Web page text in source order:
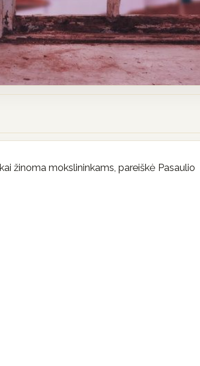
žinoma mokslininkams, pareiškė Pasaulio